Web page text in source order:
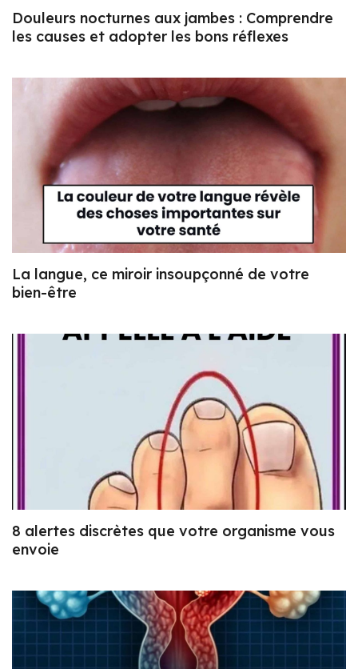
Douleurs nocturnes aux jambes : Comprendre
les causes et adopter les bons réflexes
La langue, ce miroir insoupçonné de votre
bien-être
8 alertes discrètes que votre organisme vous
envoie